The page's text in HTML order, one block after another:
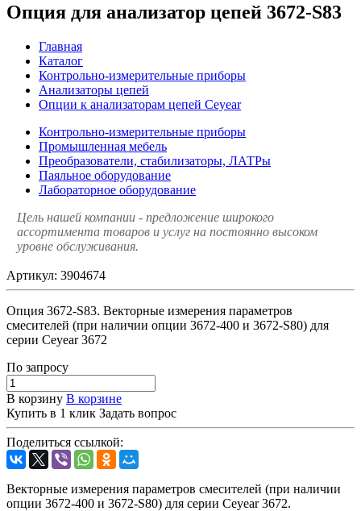
Опция для анализатор цепей 3672-S83
Главная
Каталог
Контрольно-измерительные приборы
Анализаторы цепей
Опции к анализаторам цепей Ceyear
Контрольно-измерительные приборы
Промышленная мебель
Преобразователи, стабилизаторы, ЛАТРы
Паяльное оборудование
Лабораторное оборудование
Цель нашей компании - предложение широкого
ассортимента товаров и услуг на постоянно высоком
уровне обслуживания.
Артикул: 3904674
Опция 3672-S83. Векторные измерения параметров
смесителей (при наличии опции 3672-400 и 3672-S80) для
серии Ceyear 3672
По запросу
В корзину В корзине
Купить в 1 клик Задать вопрос
Поделиться ссылкой:
Векторные измерения параметров смесителей (при наличии
опции 3672-400 и 3672-S80) для серии Ceyear 3672.